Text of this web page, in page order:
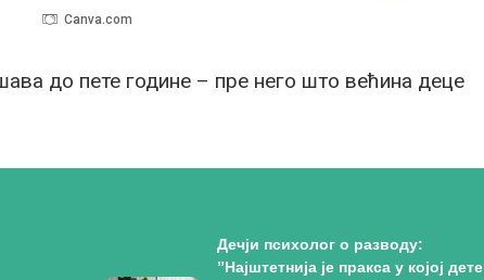
Canva.com
до пете године – пре него што већина деце
Дечји психолог о разводу:
”Најштетнија је пракса у којој дете